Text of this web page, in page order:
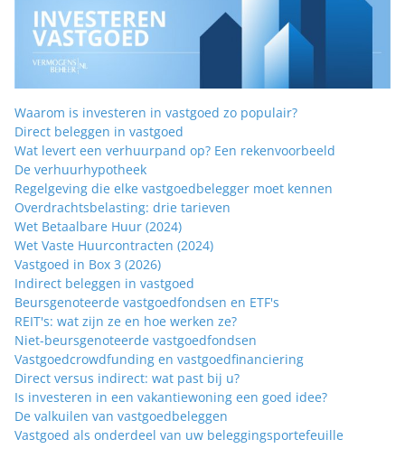
Waarom is investeren in vastgoed zo populair?
Direct beleggen in vastgoed
Wat levert een verhuurpand op? Een rekenvoorbeeld
De verhuurhypotheek
Regelgeving die elke vastgoedbelegger moet kennen
Overdrachtsbelasting: drie tarieven
Wet Betaalbare Huur (2024)
Wet Vaste Huurcontracten (2024)
Vastgoed in Box 3 (2026)
Indirect beleggen in vastgoed
Beursgenoteerde vastgoedfondsen en ETF's
REIT's: wat zijn ze en hoe werken ze?
Niet-beursgenoteerde vastgoedfondsen
Vastgoedcrowdfunding en vastgoedfinanciering
Direct versus indirect: wat past bij u?
Is investeren in een vakantiewoning een goed idee?
De valkuilen van vastgoedbeleggen
Vastgoed als onderdeel van uw beleggingsportefeuille